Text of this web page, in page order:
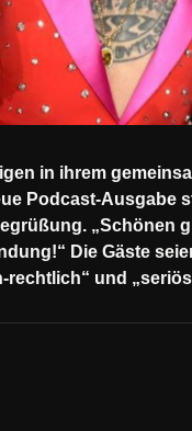
in ihrem
Podcast-
„Schönen
Die Gäste
rechtlich“ und